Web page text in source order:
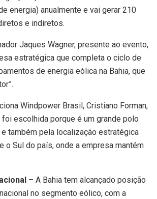
energia) anualmente e vai gerar 210
e indiretos.
Jaques Wagner, presente ao evento,
estratégica que completa o ciclo de
de energia eólica na Bahia, que
Windpower Brasil, Cristiano Forman,
escolhida porque é um grande polo
também pela localização estratégica
o Sul do país, onde a empresa mantém
– A Bahia tem alcançado posição
no segmento eólico, com a